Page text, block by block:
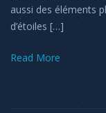
aussi des éléments
d’étoiles […]
Read More